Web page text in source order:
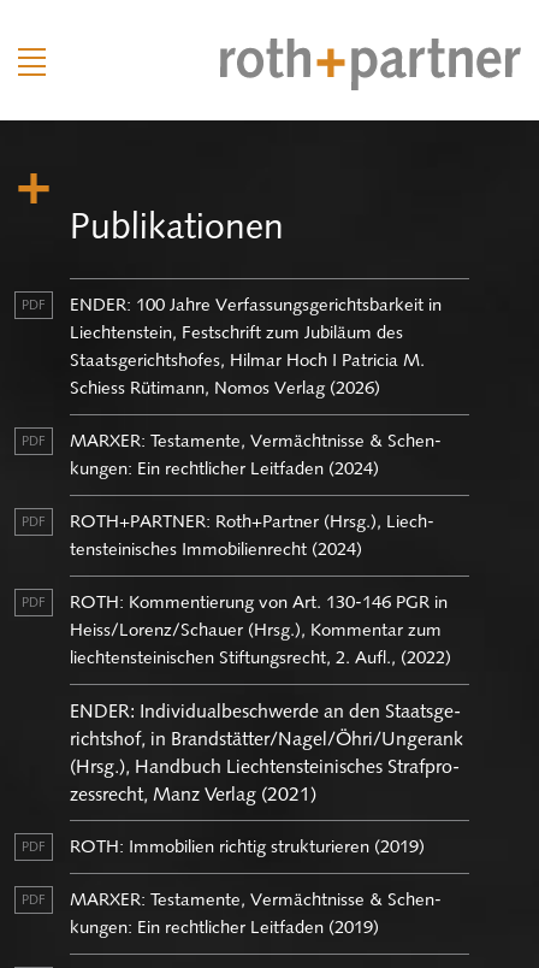
Pu­bli­ka­tio­nen
PDF
ENDER: 100 Jahre Ver­fas­sungs­ge­richts­bar­keit in
Liech­ten­stein, Fest­schrift zum Ju­bi­lä­um des
Staats­ge­richts­ho­fes, Hil­mar Hoch I Pa­tri­cia M.
Schiess Rü­ti­mann, Nomos Ver­lag (2026)
PDF
MAR­XER: Tes­ta­men­te, Ver­mächt­nis­se & Schen­
kun­gen: Ein recht­li­cher Leit­fa­den (2024)
PDF
ROTH+PART­NER: Roth+Part­ner (Hrsg.), Liech­
ten­stei­ni­sches Im­mo­bi­li­en­recht (2024)
PDF
ROTH: Kom­men­tie­rung von Art. 130-146 PGR in
Heiss/Lo­renz/Schau­er (Hrsg.), Kom­men­tar zum
liech­ten­stei­ni­schen Stif­tungs­recht, 2. Aufl., (2022)
ENDER: In­di­vi­du­al­be­schwer­de an den Staats­ge­
richts­hof, in Brand­stät­ter/Nagel/Öhri/Un­ge­rank
(Hrsg.), Hand­buch Liech­ten­stei­ni­sches Straf­pro­
zess­recht, Manz Ver­lag (2021)
PDF ROTH: Im­mo­bi­li­en rich­tig struk­tu­rie­ren (2019)
PDF
MAR­XER: Tes­ta­men­te, Ver­mächt­nis­se & Schen­
kun­gen: Ein recht­li­cher Leit­fa­den (2019)